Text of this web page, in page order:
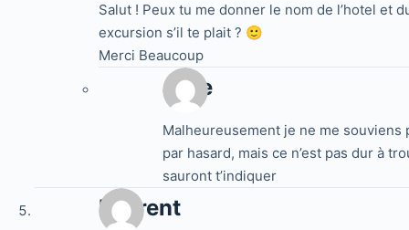
Salut ! Peux tu me donner le nom de l’hotel et
excursion s’il te plait ? 🙂
Merci Beaucoup
Jake
Malheureusement je ne me souviens
par hasard, mais ce n’est pas dur à
sauront t’indiquer
Laurent